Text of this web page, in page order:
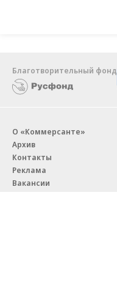
Благотворительный фонд
О «Коммерсанте»
Архив
Контакты
Реклама
Вакансии